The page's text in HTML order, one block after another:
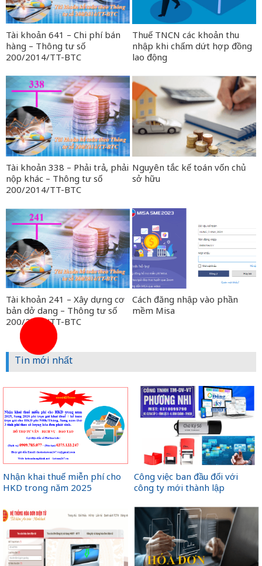
Tài khoản 641 – Chi phí bán
hàng – Thông tư số
200/2014/TT-BTC
Thuế TNCN các khoản thu
nhập khi chấm dứt hợp đồng
lao động
Tài khoản 338 – Phải trả, phải
nộp khác – Thông tư số
200/2014/TT-BTC
Nguyên tắc kế toán vốn chủ
sở hữu
Tài khoản 241 – Xây dựng cơ
bản dở dang – Thông tư số
200/2014/TT-BTC
Cách đăng nhập vào phần
mềm Misa
Tin mới nhất
Nhận khai thuế miễn phí cho
HKD trong năm 2025
Công việc ban đầu đối với
công ty mới thành lập